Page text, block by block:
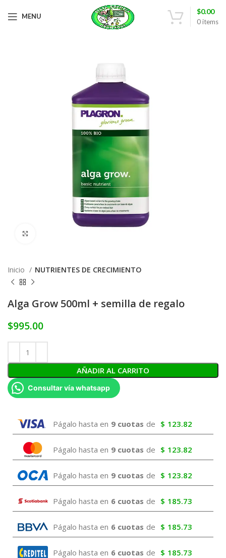
MENU
0items
$0.00
Inicio NUTRIENTES DE CRECIMIENTO
Alga Grow 500ml + semilla de regalo
$995.00
AÑADIR AL CARRITO
Consultar vía whatsapp
Págalo hasta en 9 cuotas de $ 123.82
Págalo hasta en 9 cuotas de $ 123.82
Págalo hasta en 9 cuotas de $ 123.82
Págalo hasta en 6 cuotas de $ 185.73
Págalo hasta en 6 cuotas de $ 185.73
Págalo hasta en 6 cuotas de $ 185.73